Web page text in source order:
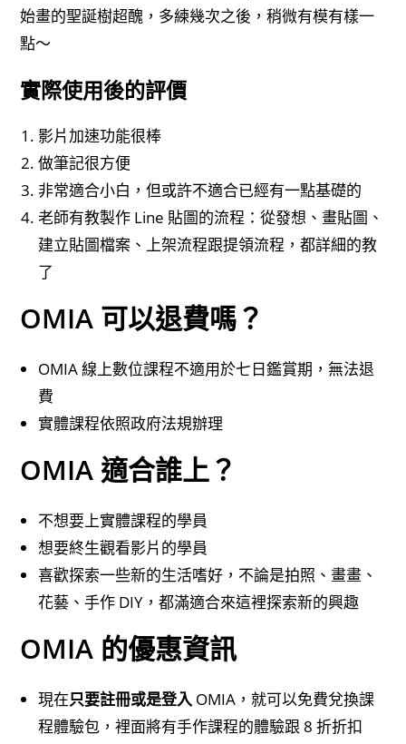
始畫的聖誕樹超醜，多練幾次之後，稍微有模有樣一
點～
實際使用後的評價
影片加速功能很棒
做筆記很方便
非常適合小白，但或許不適合已經有一點基礎的
老師有教製作 Line 貼圖的流程：從發想、畫貼圖、
建立貼圖檔案、上架流程跟提領流程，都詳細的教
了
OMIA 可以退費嗎？
OMIA 線上數位課程不適用於七日鑑賞期，無法退
費
實體課程依照政府法規辦理
OMIA 適合誰上？
不想要上實體課程的學員
想要終生觀看影片的學員
喜歡探索一些新的生活嗜好，不論是拍照、畫畫、
花藝、手作 DIY，都滿適合來這裡探索新的興趣
OMIA 的優惠資訊
現在只要註冊或是登入 OMIA，就可以免費兌換課
程體驗包，裡面將有手作課程的體驗跟 8 折折扣